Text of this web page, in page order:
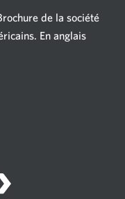
de la société
En anglais